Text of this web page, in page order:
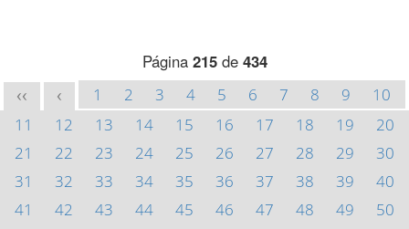
Página 215de 434
<< < 1 2 3 4 5 6 7 8 9
10
11
12 13 14 15 16 17 18 19
20
21
22 23 24 25 26 27 28 29
30
31
32 33 34 35 36 37 38 39
40
41
42 43 44 45 46 47 48 49
50